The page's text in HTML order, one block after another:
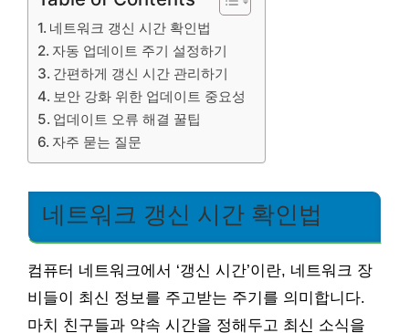
네트워크 갱신 시간 확인법
자동 업데이트 주기 설정하기
간편하게 갱신 시간 관리하기
보안 강화 위한 업데이트 중요성
업데이트 오류 해결 꿀팁
자주 묻는 질문
네트워크 갱신 시간 확인법
컴퓨터 네트워크에서 ‘갱신 시간’이란, 네트워크 장
비들이 최신 정보를 주고받는 주기를 의미합니다.
마치 친구들과 약속 시간을 정해두고 최신 소식을